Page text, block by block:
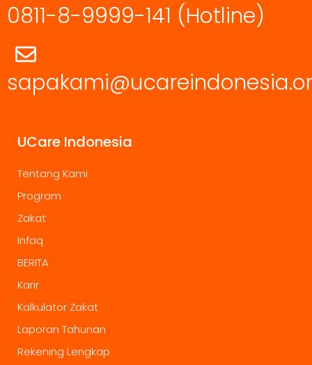
0811-8-9999-141 (Hotline)
UCare Indonesia
Tentang Kami
Program
Zakat
Infaq
BERITA
Karir
Kalkulator Zakat
Laporan Tahunan
Rekening Lengkap